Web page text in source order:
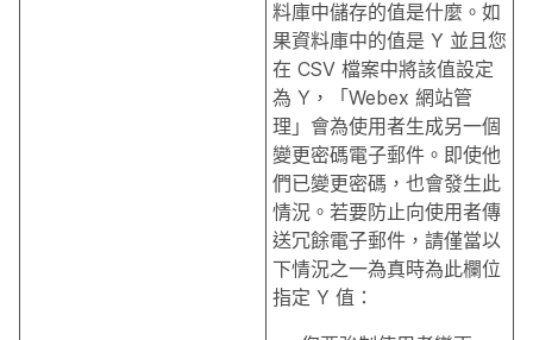
料庫中儲存的值是什麼。如
果資料庫中的值是 Y 並且您
在 CSV 檔案中將該值設定
為 Y，「Webex 網站管
理」會為使用者生成另一個
變更密碼電子郵件。即使他
們已變更密碼，也會發生此
情況。若要防止向使用者傳
送冗餘電子郵件，請僅當以
下情況之一為真時為此欄位
指定 Y 值：